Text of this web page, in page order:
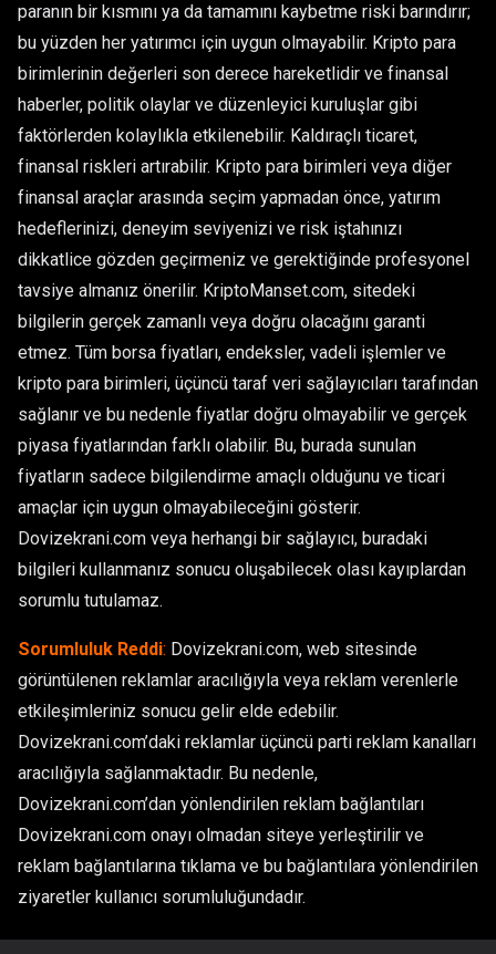
paranın bir kısmını ya da tamamını kaybetme riski barındırır;
bu yüzden her yatırımcı için uygun olmayabilir. Kripto para
birimlerinin değerleri son derece hareketlidir ve finansal
haberler, politik olaylar ve düzenleyici kuruluşlar gibi
faktörlerden kolaylıkla etkilenebilir. Kaldıraçlı ticaret,
finansal riskleri artırabilir. Kripto para birimleri veya diğer
finansal araçlar arasında seçim yapmadan önce, yatırım
hedeflerinizi, deneyim seviyenizi ve risk iştahınızı
dikkatlice gözden geçirmeniz ve gerektiğinde profesyonel
tavsiye almanız önerilir. KriptoManset.com, sitedeki
bilgilerin gerçek zamanlı veya doğru olacağını garanti
etmez. Tüm borsa fiyatları, endeksler, vadeli işlemler ve
kripto para birimleri, üçüncü taraf veri sağlayıcıları tarafından
sağlanır ve bu nedenle fiyatlar doğru olmayabilir ve gerçek
piyasa fiyatlarından farklı olabilir. Bu, burada sunulan
fiyatların sadece bilgilendirme amaçlı olduğunu ve ticari
amaçlar için uygun olmayabileceğini gösterir.
Dovizekrani.com veya herhangi bir sağlayıcı, buradaki
bilgileri kullanmanız sonucu oluşabilecek olası kayıplardan
sorumlu tutulamaz.
Sorumluluk Reddi: Dovizekrani.com, web sitesinde
görüntülenen reklamlar aracılığıyla veya reklam verenlerle
etkileşimleriniz sonucu gelir elde edebilir.
Dovizekrani.com’daki reklamlar üçüncü parti reklam kanalları
aracılığıyla sağlanmaktadır. Bu nedenle,
Dovizekrani.com’dan yönlendirilen reklam bağlantıları
Dovizekrani.com onayı olmadan siteye yerleştirilir ve
reklam bağlantılarına tıklama ve bu bağlantılara yönlendirilen
ziyaretler kullanıcı sorumluluğundadır.